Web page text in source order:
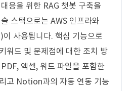
응을 위한 RAG 챗봇 구축을
스택으로는 AWS 인프라와
사용됩니다. 핵심 기능으로
워드 및 문제점에 대한 조치 방
엑셀, 워드 파일을 포함한
고 Notion과의 자동 연동 기능